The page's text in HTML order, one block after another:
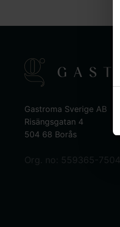
Gastroma Sverige AB
Risängsgatan 4
504 68 Borås
Org. no: 559365-7504